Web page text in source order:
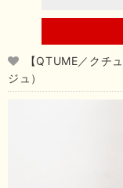
【QTUME／クチ
ジュ）